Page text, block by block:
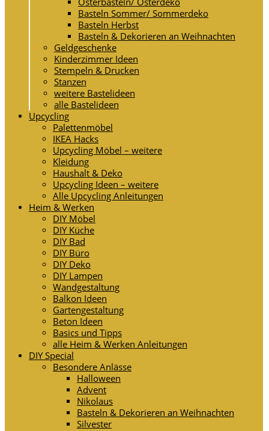
Basteln Sommer/ Sommerdeko
Basteln Herbst
Basteln & Dekorieren an Weihnachten
Geldgeschenke
Kinderzimmer Ideen
Stempeln & Drucken
Stanzen
weitere Bastelideen
alle Bastelideen
Upcycling
Palettenmöbel
IKEA Hacks
Upcycling Möbel – weitere
Kleidung
Haushalt & Deko
Upcycling Ideen – weitere
Alle Upcycling Anleitungen
Heim & Werken
DIY Möbel
DIY Küche
DIY Bad
DIY Büro
DIY Deko
DIY Lampen
Wandgestaltung
Balkon Ideen
Gartengestaltung
Beton Ideen
Basics und Tipps
alle Heim & Werken Anleitungen
DIY Special
Besondere Anlässe
Halloween
Advent
Nikolaus
Basteln & Dekorieren an Weihnachten
Silvester